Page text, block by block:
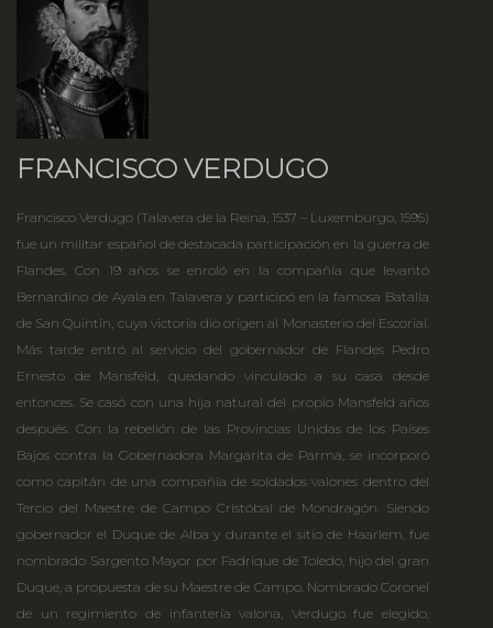
FRANCISCO VERDUGO
Francisco Verdugo (Talavera de la Reina, 1537 – Luxemburgo, 1595)
fue un militar español de destacada participación en la guerra de
Flandes. Con 19 años se enroló en la compañía que levantó
Bernardino de Ayala en Talavera y participó en la famosa Batalla
de San Quintín, cuya victoria dio origen al Monasterio del Escorial.
Más tarde entró al servicio del gobernador de Flandes Pedro
Ernesto de Mansfeld, quedando vinculado a su casa desde
entonces. Se casó con una hija natural del propio Mansfeld años
después. Con la rebelión de las Provincias Unidas de los Países
Bajos contra la Gobernadora Margarita de Parma, se incorporó
como capitán de una compañía de soldados valones dentro del
Tercio del Maestre de Campo Cristóbal de Mondragón. Siendo
gobernador el Duque de Alba y durante el sitio de Haarlem, fue
nombrado Sargento Mayor por Fadrique de Toledo, hijo del gran
Duque, a propuesta de su Maestre de Campo. Nombrado Coronel
de un regimiento de infantería valona, Verdugo fue elegido,